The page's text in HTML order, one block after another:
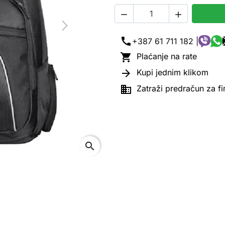
Next
search
 
call +387 61 711 182 |
 Plaćanje na rate
 Kupi jednim klikom
 Zatraži predračun za